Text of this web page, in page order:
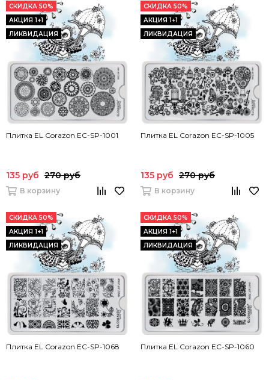
СКИДКА 50%
АКЦИЯ 1+1
ЛИКВИДАЦИЯ
Плитка EL Corazon EC-SP-1001
135 руб 270 руб
В корзину
СКИДКА 50%
АКЦИЯ 1+1
ЛИКВИДАЦИЯ
Плитка EL Corazon EC-SP-1005
135 руб 270 руб
В корзину
СКИДКА 50%
АКЦИЯ 1+1
ЛИКВИДАЦИЯ
Плитка EL Corazon EC-SP-1068
СКИДКА 50%
АКЦИЯ 1+1
ЛИКВИДАЦИЯ
Плитка EL Corazon EC-SP-1060